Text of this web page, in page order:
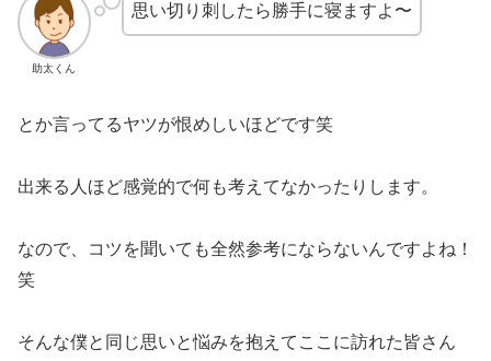
助太くん
思い切り刺したら勝手に寝ますよ〜
とか言ってるヤツが恨めしいほどです笑
出来る人ほど感覚的で何も考えてなかったりします。
なので、コツを聞いても全然参考にならないんですよね！
笑
そんな僕と同じ思いと悩みを抱えてここに訪れた皆さん